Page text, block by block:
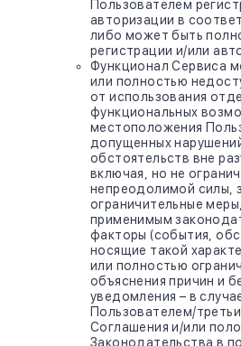
Пользователем
авторизации в
либо может быть
регистрации и/или
Функционал Сервиса
или полностью
от использования
функциональных
местоположения
допущенных
обстоятельств вне
включая, но не
непреодолимой силы,
ограничительные
применимым
факторы (события,
носящие такой
или полностью
объяснения причин и
уведомления – в
Пользователем/
Соглашения и/или
Законодательства в